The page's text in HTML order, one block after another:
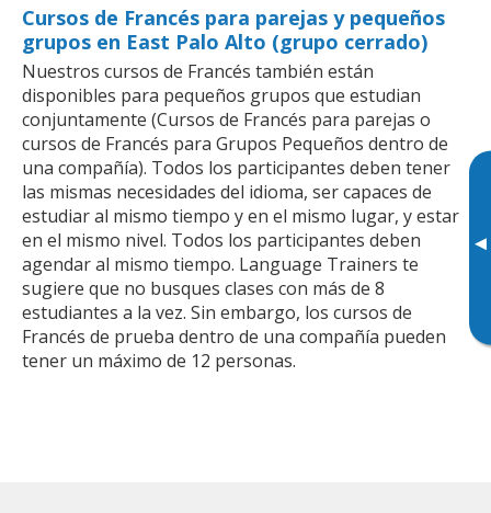
▸
Cursos de Francés para parejas y pequeños
grupos en East Palo Alto (grupo cerrado)
Nuestros cursos de Francés también están
disponibles para pequeños grupos que estudian
conjuntamente (Cursos de Francés para parejas o
cursos de Francés para Grupos Pequeños dentro de
una compañía). Todos los participantes deben tener
las mismas necesidades del idioma, ser capaces de
estudiar al mismo tiempo y en el mismo lugar, y estar
en el mismo nivel. Todos los participantes deben
agendar al mismo tiempo. Language Trainers te
sugiere que no busques clases con más de 8
estudiantes a la vez. Sin embargo, los cursos de
Francés de prueba dentro de una compañía pueden
tener un máximo de 12 personas.